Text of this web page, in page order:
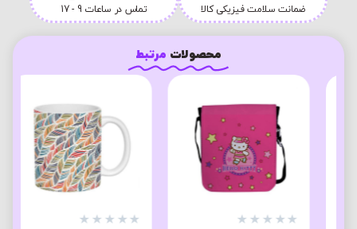
ضمانت سلامت فیزیکی کالا تماس در ساعات 9 - 17
محصولات مرتبط
★
★
★
★
★
★
★
★